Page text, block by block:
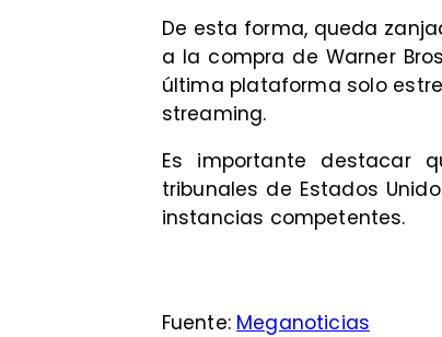
De esta forma, queda
a la compra de Warner
última plataforma solo
streaming.
Es importante destacar
tribunales de Estados
instancias competentes.
Fuente: Meganoticias